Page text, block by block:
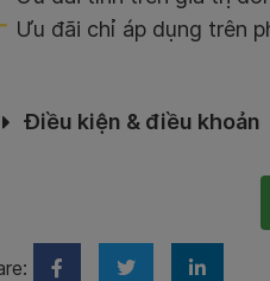
Ưu đãi chỉ áp dụng trên
Điều kiện & điều khoản